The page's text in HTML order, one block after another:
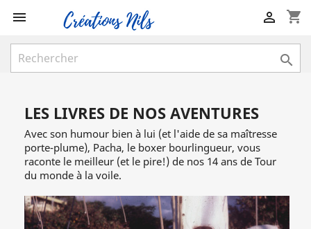
 shopping_cart


LES LIVRES DE NOS AVENTURES
Avec son humour bien à lui (et l'aide de sa maîtresse
porte-plume), Pacha, le boxer bourlingueur, vous
raconte le meilleur (et le pire!) de nos 14 ans de Tour
du monde à la voile.